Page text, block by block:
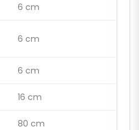
6 cm
6 cm
6 cm
16 cm
80 cm